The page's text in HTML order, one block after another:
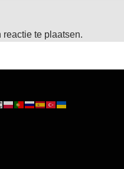
reactie te plaatsen.